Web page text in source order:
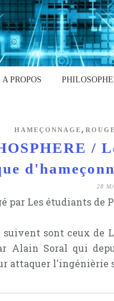
A PROPOS
HAMEÇONNAGE ,
/
28
par Les étudiants de
suivent sont ceux de
Alain Soral qui
attaquer l'ingénièrie